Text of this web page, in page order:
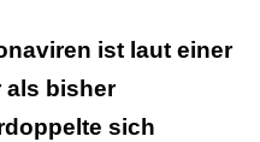
ist laut einer
als bisher
sich